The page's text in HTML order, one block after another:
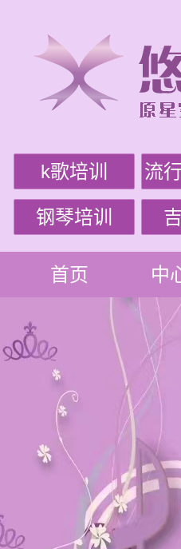
k歌培训 流
钢琴培训
首页 中